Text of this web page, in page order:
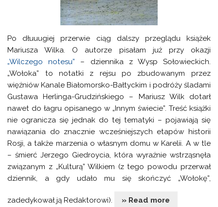
Po dłuuugiej przerwie ciąg dalszy przeglądu książek
Mariusza Wilka. O autorze pisałam już przy okazji
„Wilczego notesu” – dziennika z Wysp Sołowieckich.
„Wołoka” to notatki z rejsu po zbudowanym przez
więźniów Kanale Białomorsko-Bałtyckim i podróży śladami
Gustawa Herlinga-Grudzińskiego – Mariusz Wilk dotarł
nawet do łagru opisanego w „Innym świecie”. Treść książki
nie ogranicza się jednak do tej tematyki – pojawiają się
nawiązania do znacznie wcześniejszych etapów historii
Rosji, a także marzenia o własnym domu w Karelii. A w tle
– śmierć Jerzego Giedroycia, która wyraźnie wstrząsnęła
związanym z „Kulturą” Wilkiem (z tego powodu przerwał
dziennik, a gdy udało mu się skończyć „Wołokę”,
zadedykował ją Redaktorowi). » Read more